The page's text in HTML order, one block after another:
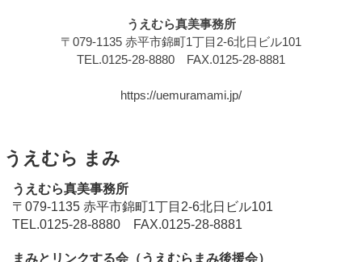
うえむら真美事務所
〒079-1135 赤平市錦町1丁目2-6北日ビル101
TEL.0125-28-8880 FAX.0125-28-8881
https://uemuramami.jp/
うえむら まみ
うえむら真美事務所
〒079-1135 赤平市錦町1丁目2-6北日ビル101
TEL.0125-28-8880 FAX.0125-28-8881
まみとリンクする会（うえむらまみ後援会）